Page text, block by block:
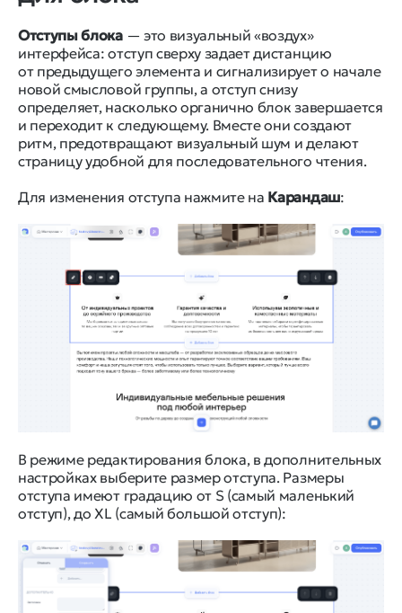
Отступы блока— это визуальный «воздух»
интерфейса: отступ сверху задает дистанцию
от предыдущего элемента и сигнализирует о начале
новой смысловой группы, а отступ снизу
определяет, насколько органично блок завершается
и переходит к следующему. Вместе они создают
ритм, предотвращают визуальный шум и делают
страницу удобной для последовательного чтения.
Для изменения отступа нажмите на Карандаш:
В режиме редактирования блока, в дополнительных
настройках выберите размер отступа. Размеры
отступа имеют градацию от S (самый маленький
отступ), до XL (самый большой отступ):